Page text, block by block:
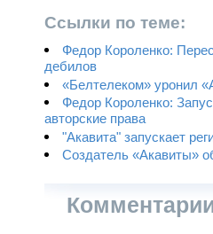
Ссылки по теме:
Федор Короленко:
дебилов
«Белтелеком» уронил
Федор Короленко:
авторские права
"Акавита" запускает
Создатель «Акавиты»